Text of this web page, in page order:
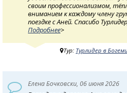
своим профессионализмом,
вниманием к каждому члену
поездке с Аней. Спасибо
Подробнее>
Тур: Турлидер в
Елена Бочковски, 06 июня 2026